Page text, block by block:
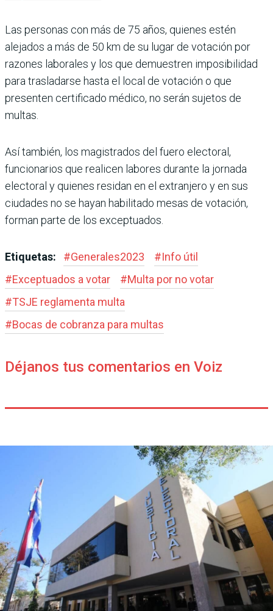
Las personas con más de 75 años, quienes estén
alejados a más de 50 km de su lugar de votación por
razones laborales y los que demuestren imposibilidad
para trasladarse hasta el local de votación o que
presenten certificado médico, no serán sujetos de
multas.
Así también, los magistrados del fuero electoral,
funcionarios que realicen labores durante la jornada
electoral y quienes residan en el extranjero y en sus
ciudades no se hayan habilitado mesas de votación,
forman parte de los exceptuados.
Etiquetas: #Generales2023 #Info útil
#Exceptuados a votar #Multa por no votar
#TSJE reglamenta multa
#Bocas de cobranza para multas
Déjanos tus comentarios en Voiz